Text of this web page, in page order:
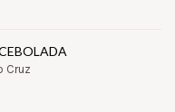
Cruz